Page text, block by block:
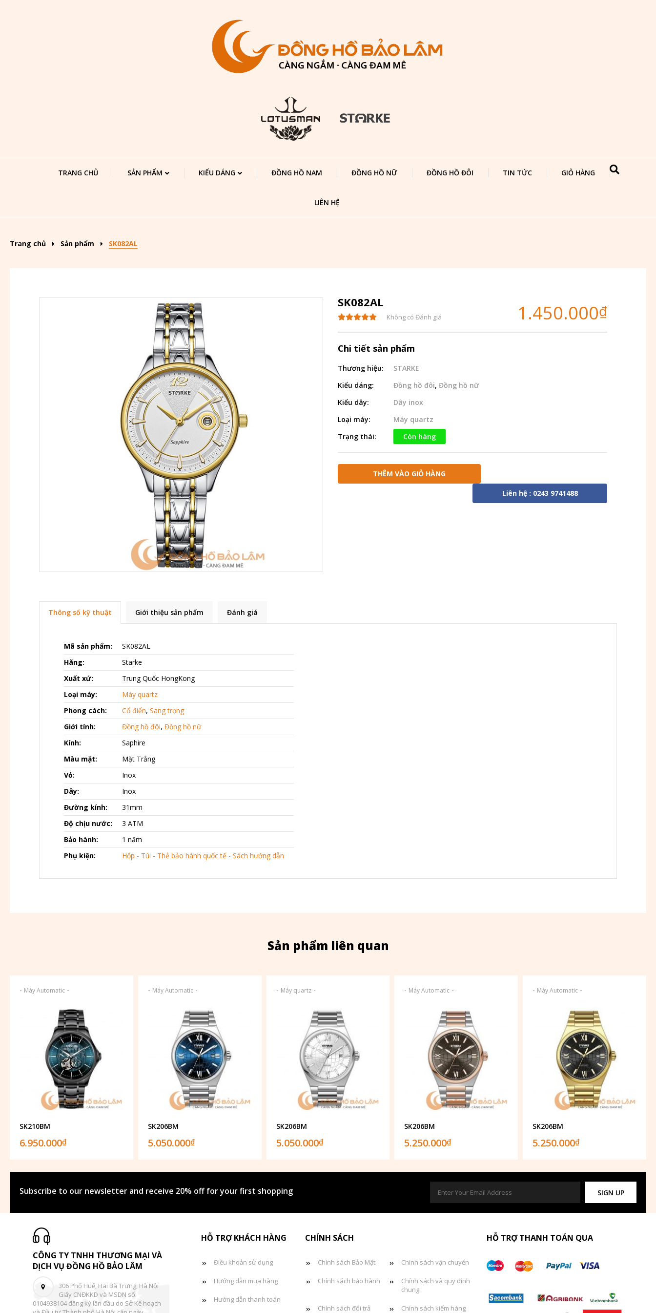
TRANG CHỦ SẢN PHẨM KIỂU DÁNG ĐỒNG HỒ NAM ĐỒNG HỒ NỮ ĐỒNG HỒ ĐÔI TIN TỨC GIỎ HÀNG
LIÊN HỆ
Trang chủ Sản phẩm SK082AL
SK082AL
Không có Đánh giá 1.450.000₫
Chi tiết sản phẩm
Thương hiệu:
STARKE
Kiểu dáng:
Đồng hồ đôi, Đồng hồ nữ
Kiểu dây:
Dây inox
Loại máy:
Máy quartz
Trạng thái:
Còn hàng
THÊM VÀO GIỎ HÀNG
Liên hệ : 0243 9741488
Thông số kỹ thuật Giới thiệu sản phẩm Đánh giá
Mã sản phẩm:
SK082AL
Hãng:
Starke
Xuất xứ:
Trung Quốc HongKong
Loại máy:
Máy quartz
Phong cách:
Cổ điển, Sang trọng
Giới tính:
Đồng hồ đôi, Đồng hồ nữ
Kính:
Saphire
Màu mặt:
Mặt Trắng
Vỏ:
Inox
Dây:
Inox
Đường kính:
31mm
Độ chịu nước:
3 ATM
Bảo hành:
1 năm
Phụ kiện:
Hộp - Túi - Thẻ bảo hành quốc tế - Sách hướng dẫn
Sản phẩm liên quan
- Máy Automatic -
SK210BM
6.950.000₫
- Máy Automatic-
SK206BM
5.050.000₫
- Máy quartz-
SK206BM
5.050.000₫
- Máy Automatic -
SK206BM
5.250.000₫
- Máy Automatic -
SK206BM
5.250.000₫
Subscribe to our newsletter and receive 20% off for your first shopping SIGN UP
CÔNG TY TNHH THƯƠNG MẠI VÀ
DỊCH VỤ ĐỒNG HỒ BẢO LÂM
306 Phố Huế, Hai Bà Trưng, Hà Nội
Giấy CNĐKKD và MSDN số:
0104938104 đăng ký lần đầu do Sở Kế hoạch
HỖ TRỢ KHÁCH HÀNG
Điều khoản sử dụng
Hướng dẫn mua hàng
Hướng dẫn thanh toán
CHÍNH SÁCH
Chính sách Bảo Mật Chính sách vận chuyển
Chính sách bảo hành
Chính sách và quy định
chung
Chính sách đổi trả Chính sách kiểm hàng
HỖ TRỢ THANH TOÁN QUA